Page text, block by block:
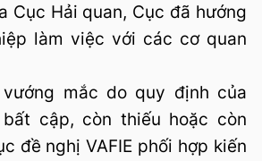
Cục Hải quan, Cục đã hướng
làm việc với các cơ quan
mắc do quy định của
cập, còn thiếu hoặc còn
đề nghị VAFIE phối hợp kiến